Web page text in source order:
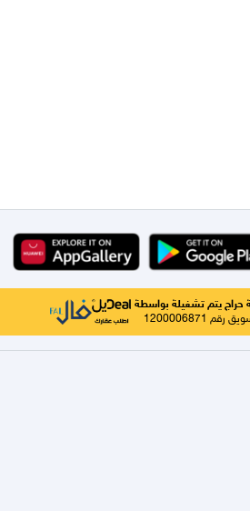
يتم تشغيلة بواسطة